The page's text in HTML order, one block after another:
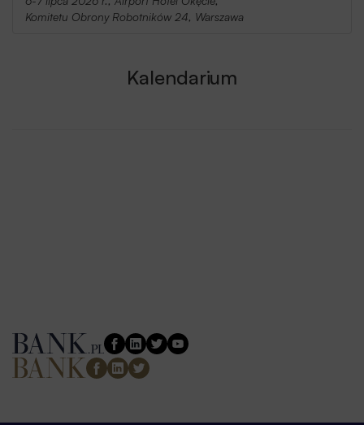
Komitetu Obrony Robotników 24, Warszawa
Kalendarium